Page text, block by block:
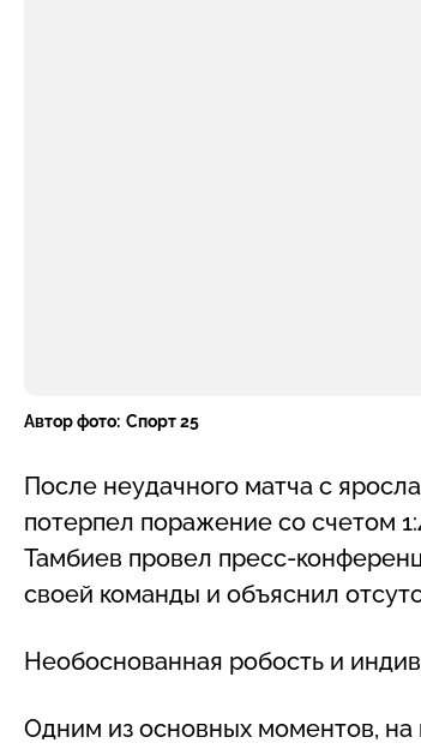
Автор фото: Спорт 25
После неудачного матча с
потерпел поражение со счетом
Тамбиев провел пресс-
своей команды и объяснил
Необоснованная робость и
Одним из основных моментов, на